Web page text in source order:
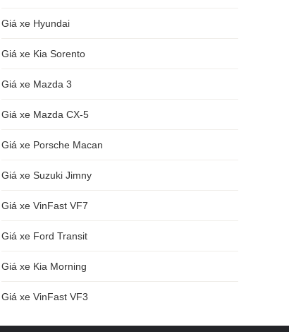
Giá xe Hyundai
Giá xe Kia Sorento
Giá xe Mazda 3
Giá xe Mazda CX-5
Giá xe Porsche Macan
Giá xe Suzuki Jimny
Giá xe VinFast VF7
Giá xe Ford Transit
Giá xe Kia Morning
Giá xe VinFast VF3